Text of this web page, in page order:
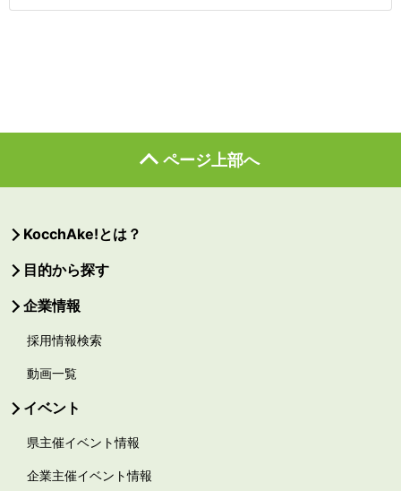
ページ上部へ
KocchAke!とは？
目的から探す
企業情報
採用情報検索
動画一覧
イベント
県主催イベント情報
企業主催イベント情報